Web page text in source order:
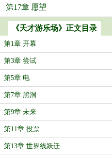
第17章 愿望
《天才游乐场》正文目录
第1章 开幕
第3章 尝试
第5章 电
第7章 黑洞
第9章 未来
第11章 投票
第13章 世界线跃迁